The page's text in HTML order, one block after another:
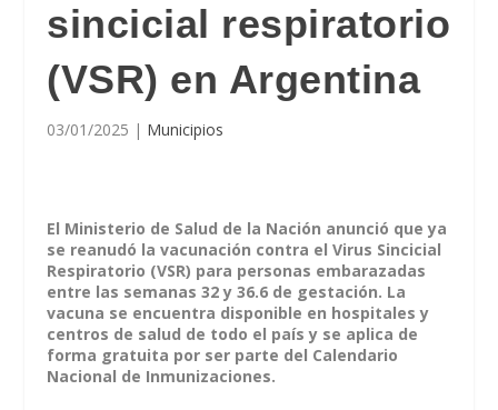
sincicial respiratorio
(VSR) en Argentina
03/01/2025 | Municipios
El Ministerio de Salud de la Nación anunció que ya
se reanudó la vacunación contra el Virus Sincicial
Respiratorio (VSR) para personas embarazadas
entre las semanas 32 y 36.6 de gestación. La
vacuna se encuentra disponible en hospitales y
centros de salud de todo el país y se aplica de
forma gratuita por ser parte del Calendario
Nacional de Inmunizaciones.